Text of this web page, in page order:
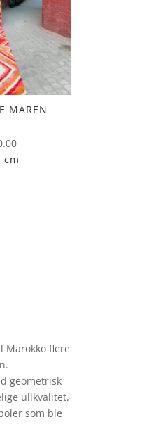
MAREN
cm
Marokko flere
geometrisk
ullkvalitet.
som ble